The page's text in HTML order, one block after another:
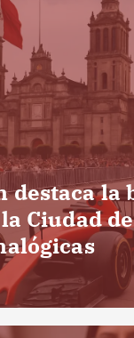
destaca la
Ciudad